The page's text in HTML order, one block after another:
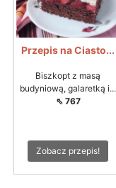
Przepis na Ciasto...
Biszkopt z masą
budyniową, galaretką i...
⇖ 767
Zobacz przepis!